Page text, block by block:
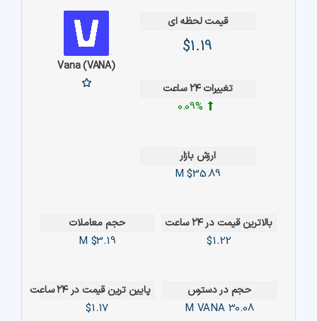
Vana (VANA)
قیمت لحظه ای
$1.19
تغییرات ۲۴ ساعت
0.09%
ارزش بازار
$35.89 M
حجم معاملات
$3.19 M
بالاترین قیمت در ۲۴ ساعت
$1.22
پایین ترین قیمت در ۲۴ ساعت
$1.17
حجم در دسترس
30.08 M
VANA